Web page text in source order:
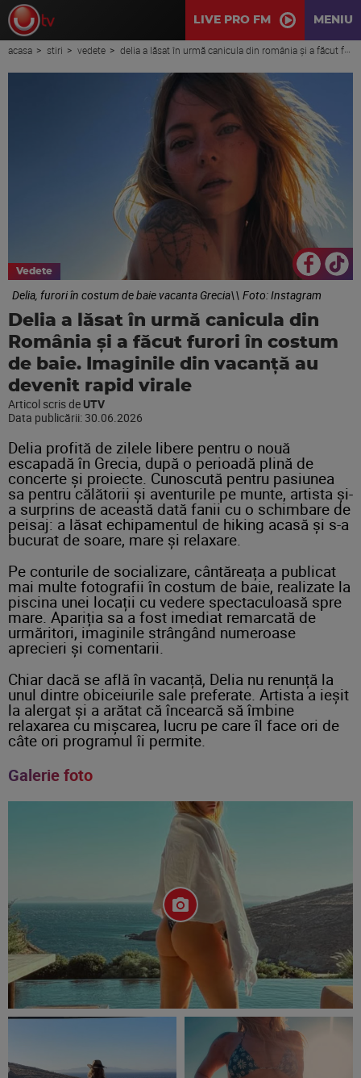
LIVE PRO FM MENIU
acasa stiri vedete delia a lăsat în urmă canicula din românia și a făcut furori în costum de baie. imaginile din vacanță au devenit rapid virale
Vedete
Delia, furori în costum de baie vacanta Grecia\\ Foto: Instagram
Delia a lăsat în urmă canicula din
România și a făcut furori în costum
de baie. Imaginile din vacanță au
devenit rapid virale
Articol scris de UTV
Data publicării: 30.06.2026
Delia profită de zilele libere pentru o nouă
escapadă în Grecia, după o perioadă plină de
concerte și proiecte. Cunoscută pentru pasiunea
sa pentru călătorii și aventurile pe munte, artista și-
a surprins de această dată fanii cu o schimbare de
peisaj: a lăsat echipamentul de hiking acasă și s-a
bucurat de soare, mare și relaxare.
Pe conturile de socializare, cântăreața a publicat
mai multe fotografii în costum de baie, realizate la
piscina unei locații cu vedere spectaculoasă spre
mare. Apariția sa a fost imediat remarcată de
urmăritori, imaginile strângând numeroase
aprecieri și comentarii.
Chiar dacă se află în vacanță, Delia nu renunță la
unul dintre obiceiurile sale preferate. Artista a ieșit
la alergat și a arătat că încearcă să îmbine
relaxarea cu mișcarea, lucru pe care îl face ori de
câte ori programul îi permite.
Galerie foto